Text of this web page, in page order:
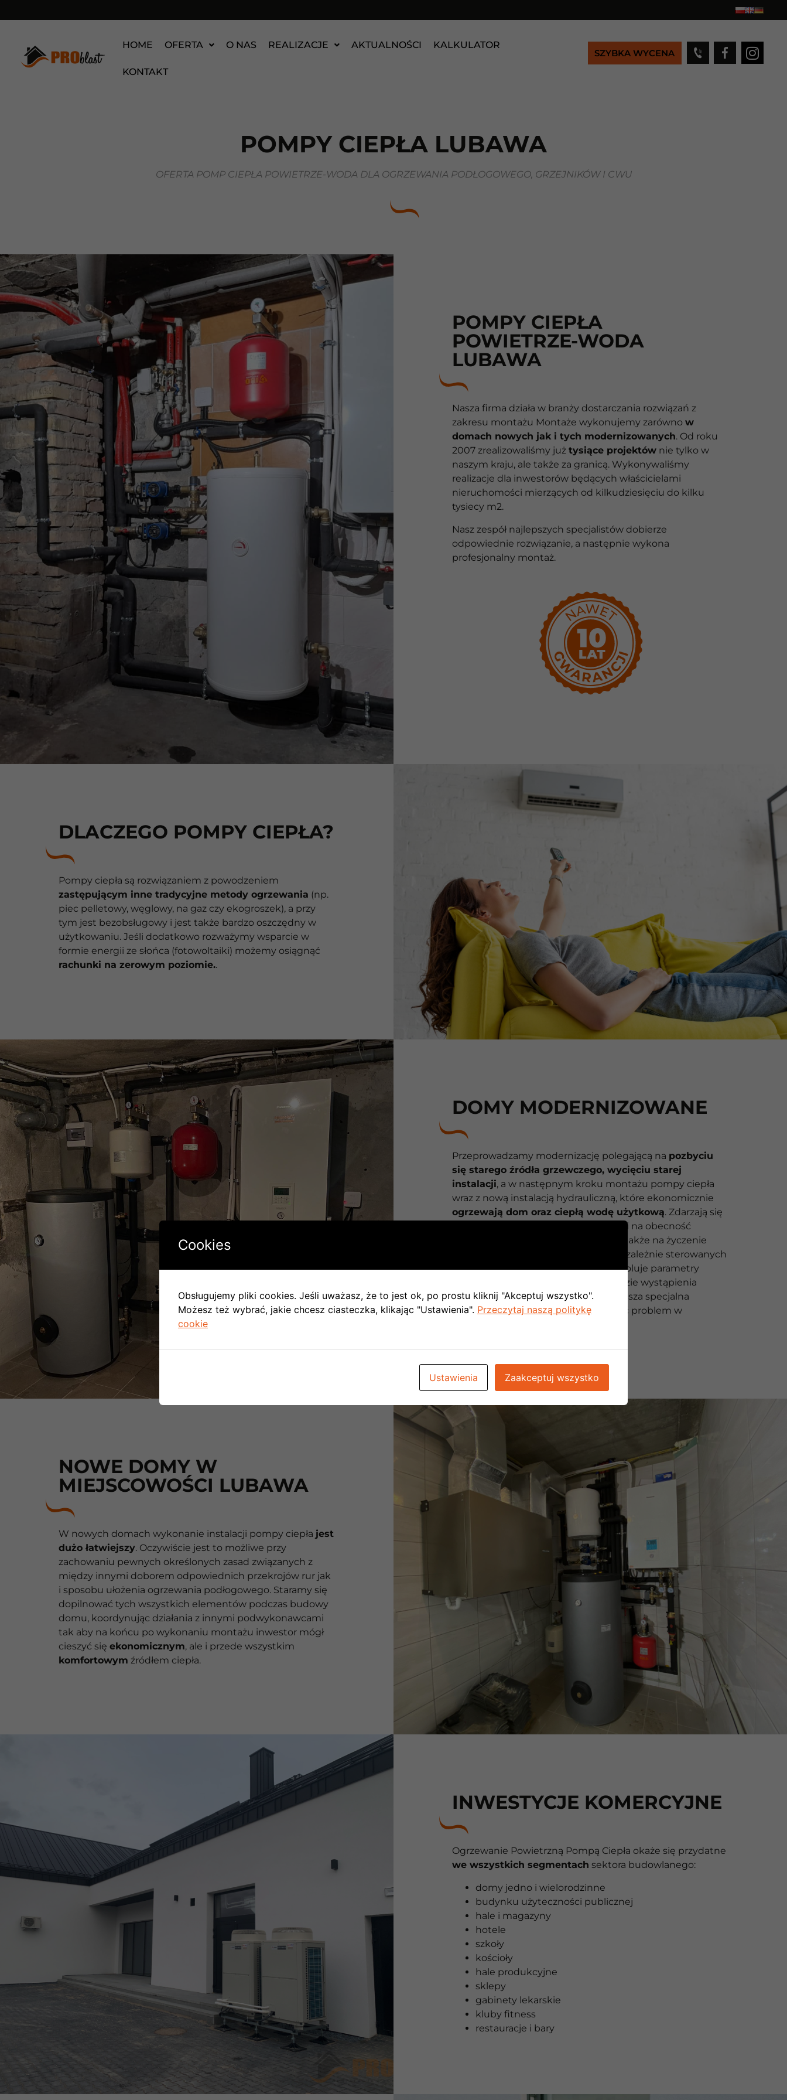
HOME OFERTA O NAS REALIZACJE AKTUALNOŚCI KALKULATOR
KONTAKT
SZYBKA WYCENA
POMPY CIEPŁA LUBAWA
OFERTA POMP CIEPŁA POWIETRZE-WODA DLA OGRZEWANIA PODŁOGOWEGO, GRZEJNIKÓW I CWU
POMPY CIEPŁA
POWIETRZE-WODA
LUBAWA
Nasza firma działa w branży dostarczania rozwiązań z
zakresu montażu Montaże wykonujemy zarówno w
domach nowych jak i tych modernizowanych. Od roku
2007 zrealizowaliśmy już tysiące projektów nie tylko w
naszym kraju, ale także za granicą. Wykonywaliśmy
realizacje dla inwestorów będących właścicielami
nieruchomości mierzących od kilkudziesięciu do kilku
tysiecy m2.
Nasz zespół najlepszych specjalistów dobierze
odpowiednie rozwiązanie, a następnie wykona
profesjonalny montaż.
DLACZEGO POMPY CIEPŁA?
Pompy ciepła są rozwiązaniem z powodzeniem
zastępującym inne tradycyjne metody ogrzewania (np.
piec pelletowy, węglowy, na gaz czy ekogroszek), a przy
tym jest bezobsługowy i jest także bardzo oszczędny w
użytkowaniu. Jeśli dodatkowo rozważymy wsparcie w
formie energii ze słońca (fotowoltaiki) możemy osiągnąć
rachunki na zerowym poziomie..
DOMY MODERNIZOWANE
Przeprowadzamy modernizację polegającą na pozbyciu
się starego źródła grzewczego, wycięciu starej
instalacji, a w następnym kroku montażu pompy ciepła
wraz z nową instalacją hydrauliczną, które ekonomicznie
ogrzewają dom oraz ciepłą wodę użytkową. Zdarzają się
takie przypadki, że w domach z uwagi na obecność
grzejników stosujemy bufor ciepła, a także na życzenie
klienta dzielimy budynek na kilka niezależnie sterowanych
stref ciepła. Nasza firma zdalnie kontroluje parametry
działania systemu grzewczego, a w razie wystąpienia
nieprawidłowości w pracy systemu nasza specjalna
brygada serwisowa stara się rozwiązać problem w
NOWE DOMY W
MIEJSCOWOŚCI LUBAWA
W nowych domach wykonanie instalacji pompy ciepła jest
dużo łatwiejszy. Oczywiście jest to możliwe przy
zachowaniu pewnych określonych zasad związanych z
między innymi doborem odpowiednich przekrojów rur jak
i sposobu ułożenia ogrzewania podłogowego. Staramy się
dopilnować tych wszystkich elementów podczas budowy
domu, koordynując działania z innymi podwykonawcami
tak aby na końcu po wykonaniu montażu inwestor mógł
cieszyć się ekonomicznym, ale i przede wszystkim
komfortowym źródłem ciepła.
INWESTYCJE KOMERCYJNE
Ogrzewanie Powietrzną Pompą Ciepła okaże się przydatne
we wszystkich segmentach sektora budowlanego:
domy jedno i wielorodzinne
budynku użyteczności publicznej
hale i magazyny
hotele
szkoły
kościoły
hale produkcyjne
sklepy
gabinety lekarskie
kluby fitness
restauracje i bary
Cookies
Obsługujemy pliki cookies. Jeśli uważasz, że to jest ok, po prostu kliknij "Akceptuj wszystko".
Możesz też wybrać, jakie chcesz ciasteczka, klikając "Ustawienia". Przeczytaj naszą politykę
cookie
Ustawienia Zaakceptuj wszystko